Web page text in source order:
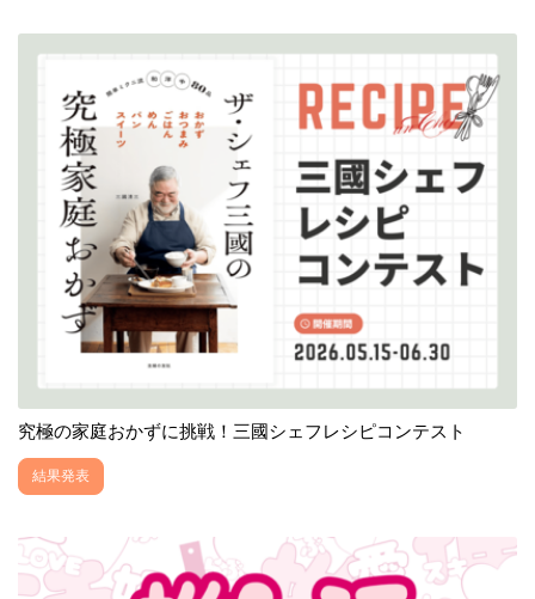
究極の家庭おかずに挑戦！三國シェフレシピコンテスト
結果発表